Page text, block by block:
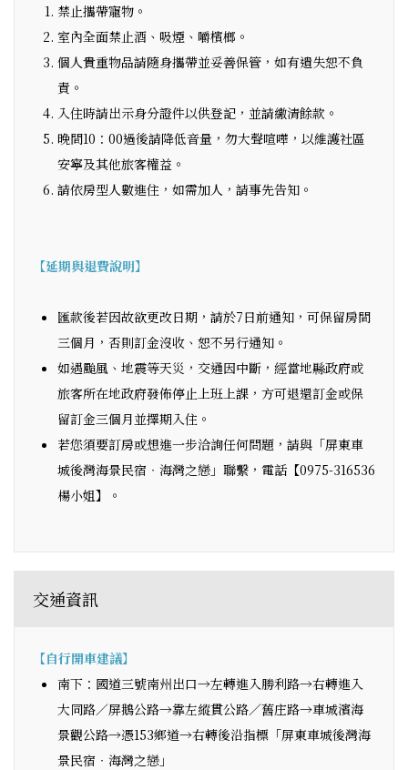
禁止攜帶寵物。
室內全面禁止酒、吸煙、嚼檳榔。
個人貴重物品請隨身攜帶並妥善保管，如有遺失恕不負
責。
入住時請出示身分證件以供登記，並請繳清餘款。
晚間10：00過後請降低音量，勿大聲喧嘩，以維護社區
安寧及其他旅客權益。
請依房型人數進住，如需加人，請事先告知。
【延期與退費說明】
匯款後若因故欲更改日期，請於7日前通知，可保留房間
三個月，否則訂金沒收、恕不另行通知。
如遇颱風、地震等天災，交通因中斷，經當地縣政府或
旅客所在地政府發佈停止上班上課，方可退還訂金或保
留訂金三個月並擇期入住。
若您須要訂房或想進一步洽詢任何問題，請與「屏東車
城後灣海景民宿‧海灣之戀」聯繫，電話【0975-316536
楊小姐】。
交通資訊
【自行開車建議】
南下：國道三號南州出口→左轉進入勝利路→右轉進入
大同路／屏鵝公路→靠左縱貫公路／舊庄路→車城濱海
景觀公路→憑153鄉道→右轉後沿指標「屏東車城後灣海
景民宿‧海灣之戀」